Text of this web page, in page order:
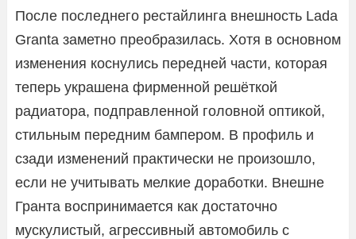
После последнего рестайлинга внешность Lada
Granta заметно преобразилась. Хотя в основном
изменения коснулись передней части, которая
теперь украшена фирменной решёткой
радиатора, подправленной головной оптикой,
стильным передним бампером. В профиль и
сзади изменений практически не произошло,
если не учитывать мелкие доработки. Внешне
Гранта воспринимается как достаточно
мускулистый, агрессивный автомобиль с